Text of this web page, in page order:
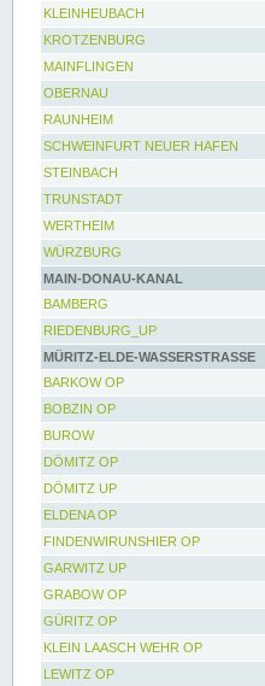
KLEINHEUBACH
KROTZENBURG
MAINFLINGEN
OBERNAU
RAUNHEIM
SCHWEINFURT NEUER HAFEN
STEINBACH
TRUNSTADT
WERTHEIM
WÜRZBURG
MAIN-DONAU-KANAL
BAMBERG
RIEDENBURG_UP
MÜRITZ-ELDE-WASSERSTRASSE
BARKOW OP
BOBZIN OP
BUROW
DÖMITZ OP
DÖMITZ UP
ELDENA OP
FINDENWIRUNSHIER OP
GARWITZ UP
GRABOW OP
GÜRITZ OP
KLEIN LAASCH WEHR OP
LEWITZ OP